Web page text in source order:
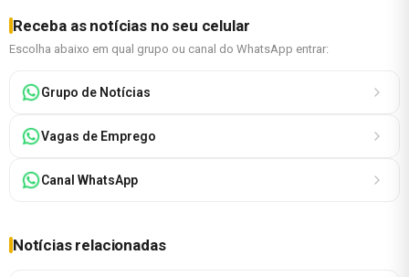
Receba as notícias no seu celular
Escolha abaixo em qual grupo ou canal do WhatsApp entrar:
Grupo de Notícias
Vagas de Emprego
Canal WhatsApp
Notícias relacionadas